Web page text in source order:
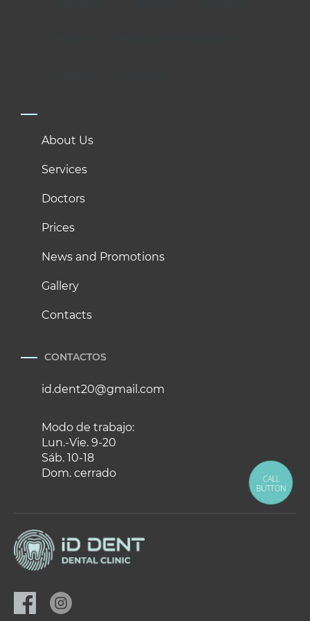
About Us
Services
Doctors
Prices
News and Promotions
Gallery
Contacts
CONTACTOS
id.dent20@gmail.com
Modo de trabajo:
Lun.-Vie. 9-20
Sáb. 10-18
Dom. cerrado
CALL
BUTTON